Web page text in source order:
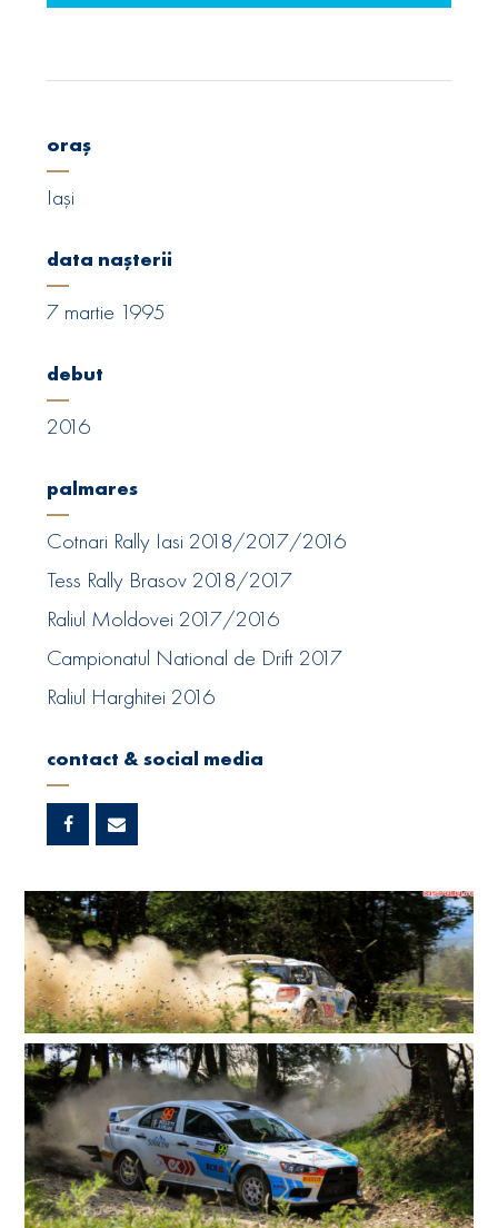
oraș
Iași
data nașterii
7 martie 1995
debut
2016
palmares
Cotnari Rally Iasi 2018/2017/2016
Tess Rally Brasov 2018/2017
Raliul Moldovei 2017/2016
Campionatul National de Drift 2017
Raliul Harghitei 2016
contact & social media